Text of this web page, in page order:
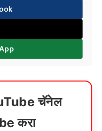
चॅनेल
करा